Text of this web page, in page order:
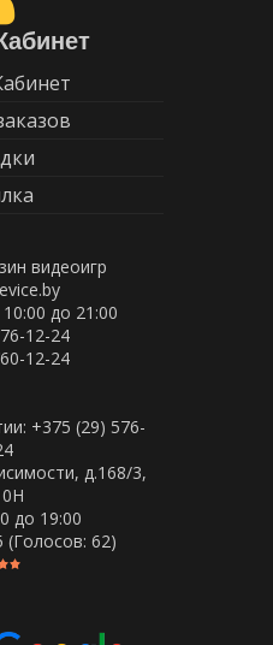
видеоигр
до 21:00
12-24
12-24
+375 (29) 576-
д.168/3,
до 19:00
(Голосов: 62)